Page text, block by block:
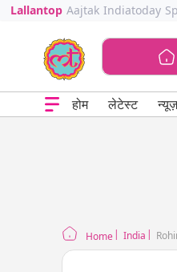
Lallantop Aajtak Indiatoday
होम लेटेस्ट न्यूज़
Home India